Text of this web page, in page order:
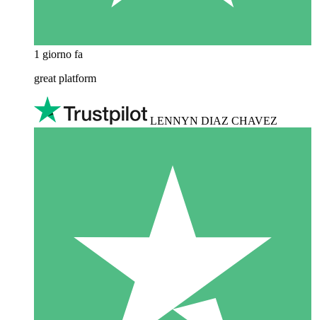
1 giorno fa
great platform
LENNYN DIAZ CHAVEZ